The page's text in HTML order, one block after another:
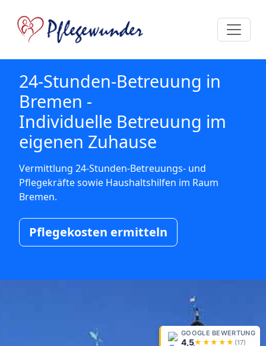
GOOGLE BEWERTUNG
4,5★★★★★ (17)
24-Stunden-Betreuung in
Bremen -
Individuelle Betreuung im
eigenen Zuhause
Vermittlung 24-Stunden-Betreuungs- und
Pflegekräfte sowie Haushaltshilfen im Raum
Bremen.
Pflegekosten ermitteln